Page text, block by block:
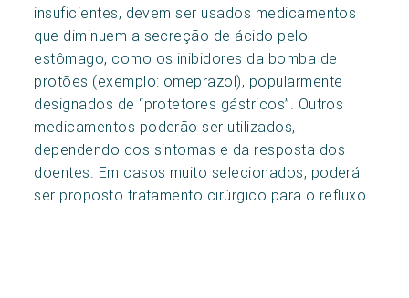
insuficientes, devem ser usados medicamentos
que diminuem a secreção de ácido pelo
estômago, como os inibidores da bomba de
protões (exemplo: omeprazol), popularmente
designados de “protetores gástricos”. Outros
medicamentos poderão ser utilizados,
dependendo dos sintomas e da resposta dos
doentes. Em casos muito selecionados, poderá
ser proposto tratamento cirúrgico para o refluxo